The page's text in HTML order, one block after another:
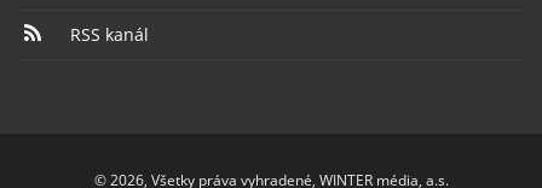
RSS kanál
© 2026, Všetky práva vyhradené, WINTER média, a.s.